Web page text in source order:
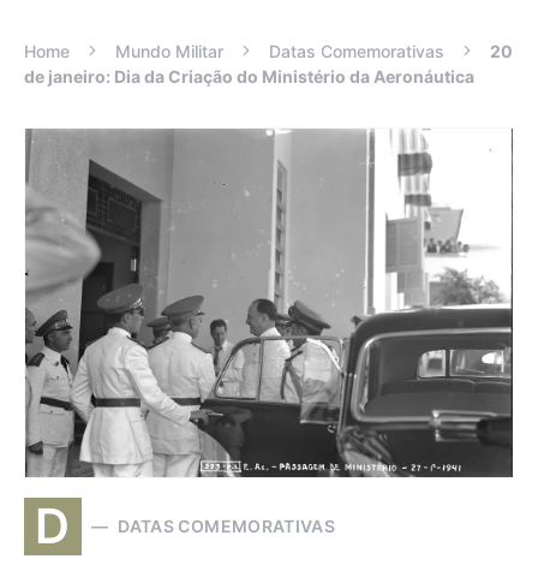
Home Mundo Militar Datas Comemorativas
20
de janeiro: Dia da Criação do Ministério da Aeronáutica
D DATAS COMEMORATIVAS